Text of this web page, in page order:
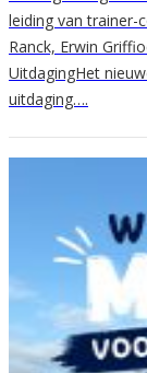
leiding van trainer-
Ranck, Erwin
UitdagingHet
uitdaging….